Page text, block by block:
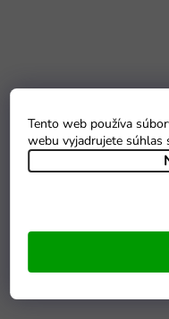
Tento web používa
webu vyjadrujete súhlas